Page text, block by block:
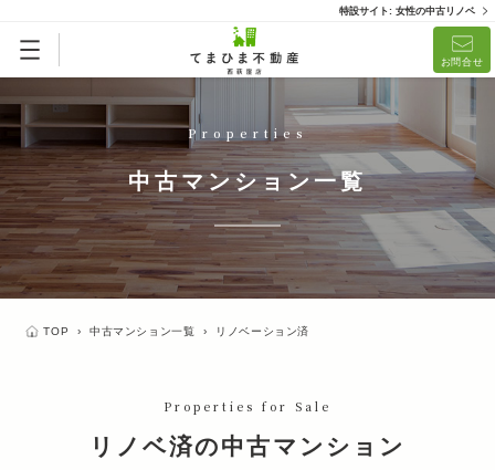
特設サイト: 女性の中古リノベ
お問合せ
Properties
中古マンション一覧
TOP › 中古マンション一覧 › リノベーション済
Properties for Sale
リノベ済の中古マンション
リノベーション済